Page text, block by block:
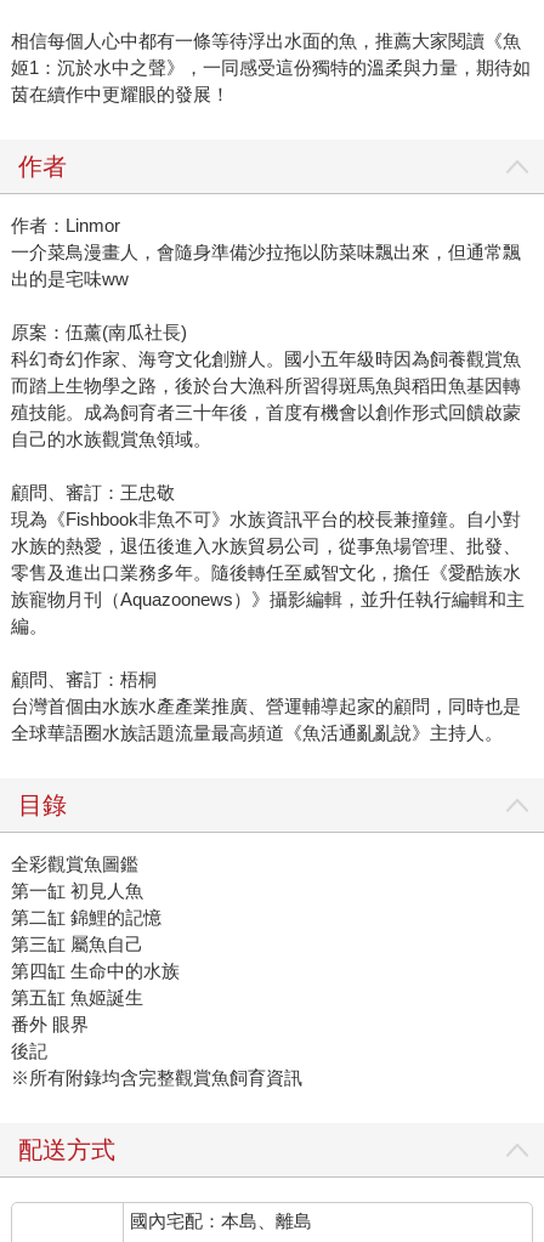
相信每個人心中都有一條等待浮出水面的魚，推薦大家閱讀《魚
姬1：沉於水中之聲》，一同感受這份獨特的溫柔與力量，期待如
茵在續作中更耀眼的發展！
作者
作者：Linmor
一介菜鳥漫畫人，會隨身準備沙拉拖以防菜味飄出來，但通常飄
出的是宅味ww
原案：伍薰(南瓜社長)
科幻奇幻作家、海穹文化創辦人。國小五年級時因為飼養觀賞魚
而踏上生物學之路，後於台大漁科所習得斑馬魚與稻田魚基因轉
殖技能。成為飼育者三十年後，首度有機會以創作形式回饋啟蒙
自己的水族觀賞魚領域。
顧問、審訂：王忠敬
現為《Fishbook非魚不可》水族資訊平台的校長兼撞鐘。自小對
水族的熱愛，退伍後進入水族貿易公司，從事魚場管理、批發、
零售及進出口業務多年。隨後轉任至威智文化，擔任《愛酷族水
族寵物月刊（Aquazoonews）》攝影編輯，並升任執行編輯和主
編。
顧問、審訂：梧桐
台灣首個由水族水產產業推廣、營運輔導起家的顧問，同時也是
全球華語圈水族話題流量最高頻道《魚活通亂亂說》主持人。
目錄
全彩觀賞魚圖鑑
第一缸 初見人魚
第二缸 錦鯉的記憶
第三缸 屬魚自己
第四缸 生命中的水族
第五缸 魚姬誕生
番外 眼界
後記
※所有附錄均含完整觀賞魚飼育資訊
配送方式
國內宅配：本島、離島